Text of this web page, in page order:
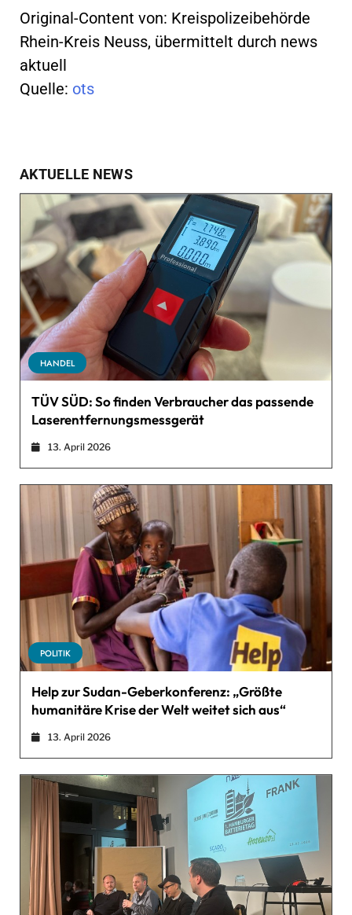
Original-Content von: Kreispolizeibehörde
Rhein-Kreis Neuss, übermittelt durch news
aktuell
Quelle: ots
AKTUELLE NEWS
HANDEL
TÜV SÜD: So finden Verbraucher das passende
Laserentfernungsmessgerät
13. April 2026
POLITIK
Help zur Sudan-Geberkonferenz: „Größte
humanitäre Krise der Welt weitet sich aus“
13. April 2026